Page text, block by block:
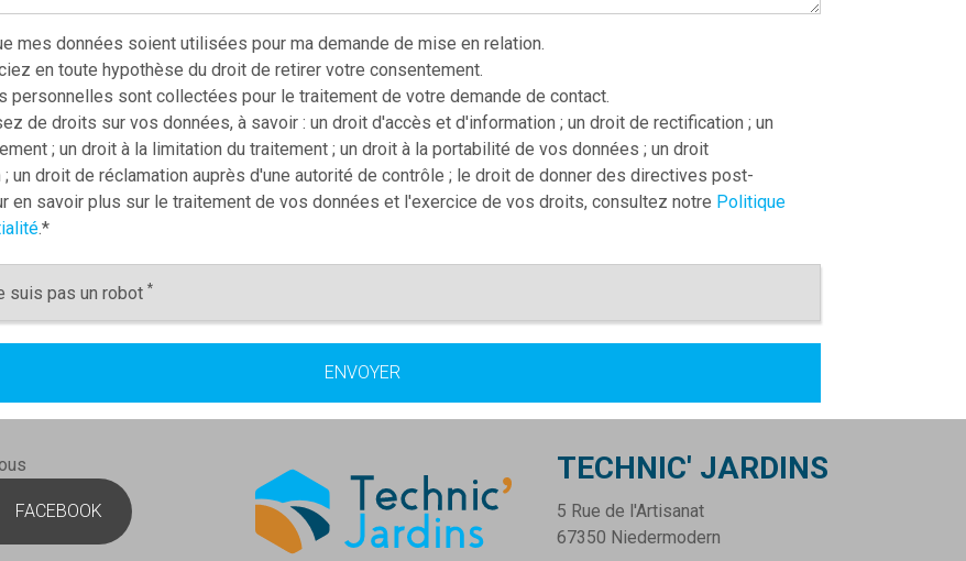
mes données soient utilisées pour ma demande de mise en relation.
en toute hypothèse du droit de retirer votre consentement.
personnelles sont collectées pour le traitement de votre demande de contact.
de droits sur vos données, à savoir : un droit d'accès et d'information ; un droit de rectification ; un
; un droit à la limitation du traitement ; un droit à la portabilité de vos données ; un droit
un droit de réclamation auprès d'une autorité de contrôle ; le droit de donner des directives post-
en savoir plus sur le traitement de vos données et l'exercice de vos droits, consultez notre Politique
.*
suis pas un robot *
FACEBOOK
TECHNIC' JARDINS
5 Rue de l'Artisanat
67350 Niedermodern